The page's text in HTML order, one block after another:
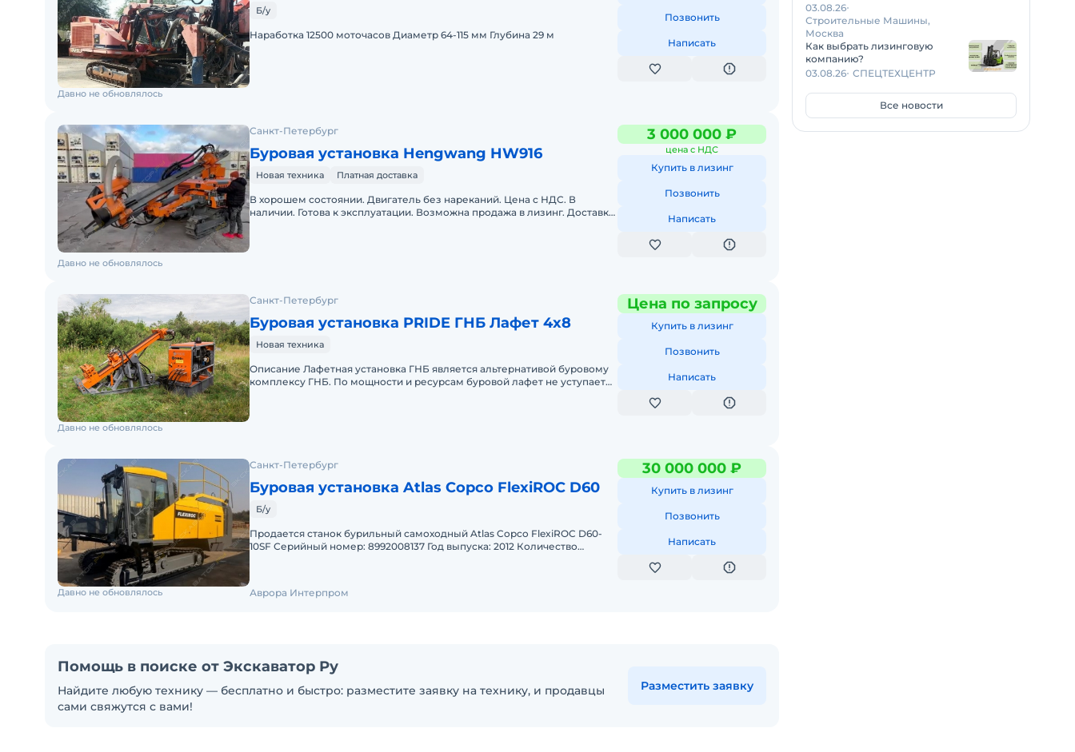
Б/у
Наработка 12500 моточасов Диаметр 64-115 мм Глубина 29 м
Позвонить
Написать
Давно не обновлялось
Санкт-Петербург
Буровая установка Hengwang HW916
Новая техника Платная доставка
В хорошем состоянии. Двигатель без нареканий. Цена с НДС. В
наличии. Готова к эксплуатации. Возможна продажа в лизинг. Доставка
3 000 000 ₽
цена с НДС
Купить в лизинг
Позвонить
Написать
Давно не обновлялось
Санкт-Петербург
Буровая установка PRIDE ГНБ Лафет 4х8
Новая техника
Описание Лафетная установка ГНБ является альтернативой буровому
комплексу ГНБ. По мощности и ресурсам буровой лафет не уступает
Цена по запросу
Купить в лизинг
Позвонить
Написать
Давно не обновлялось
Санкт-Петербург
Буровая установка Atlas Copco FlexiROC D60
Б/у
Продается станок бурильный самоходный Atlas Copco FlexiROC D60-
10SF Серийный номер: 8992008137 Год выпуска: 2012 Количество
30 000 000 ₽
Купить в лизинг
Позвонить
Написать
Давно не обновлялось Аврора Интерпром
Помощь в поиске от Экскаватор Ру
Найдите любую технику — бесплатно и быстро: разместите заявку на технику, и продавцы
сами свяжутся с вами!
Разместить заявку
03.08.26
Строительные Машины,
Москва
Как выбрать лизинговую
компанию?
03.08.26 СПЕЦТЕХЦЕНТР
Все новости